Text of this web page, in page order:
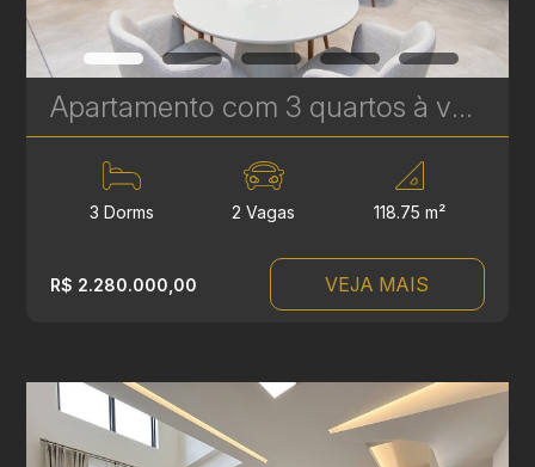
Apartamento com 3 quartos à venda no Água Verde - 118,75 m² - Le Sense | Ref. 1778
3 Dorms 2 Vagas 118.75 m²
R$ 2.280.000,00 VEJA MAIS